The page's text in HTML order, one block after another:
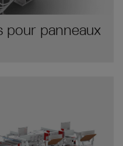
pour panneaux